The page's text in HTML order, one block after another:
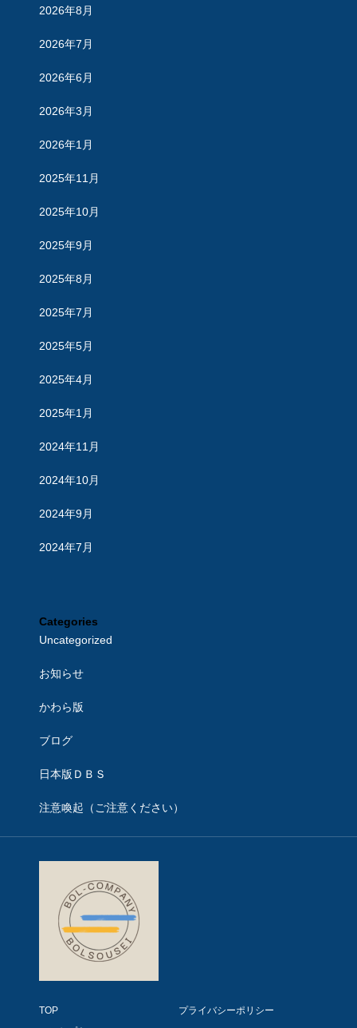
2026年8月
2026年7月
2026年6月
2026年3月
2026年1月
2025年11月
2025年10月
2025年9月
2025年8月
2025年7月
2025年5月
2025年4月
2025年1月
2024年11月
2024年10月
2024年9月
2024年7月
Categories
Uncategorized
お知らせ
かわら版
ブログ
日本版ＤＢＳ
注意喚起（ご注意ください）
TOP
プライバシーポリシー